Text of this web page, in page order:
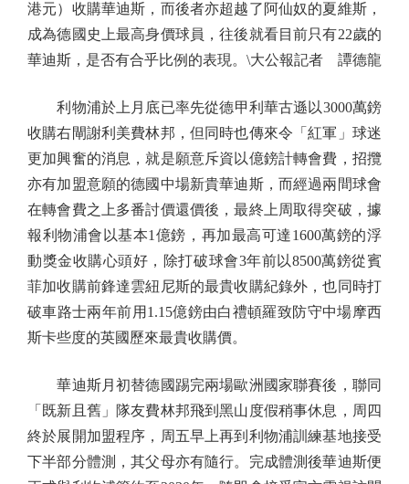
港元）收購華迪斯，而後者亦超越了阿仙奴的夏維斯，
成為德國史上最高身價球員，往後就看目前只有22歲的
華迪斯，是否有合乎比例的表現。\大公報記者 譚德龍
利物浦於上月底已率先從德甲利華古遜以3000萬鎊
收購右閘謝利美費林邦，但同時也傳來令「紅軍」球迷
更加興奮的消息，就是願意斥資以億鎊計轉會費，招攬
亦有加盟意願的德國中場新貴華迪斯，而經過兩間球會
在轉會費之上多番討價還價後，最終上周取得突破，據
報利物浦會以基本1億鎊，再加最高可達1600萬鎊的浮
動獎金收購心頭好，除打破球會3年前以8500萬鎊從賓
菲加收購前鋒達雲紐尼斯的最貴收購紀錄外，也同時打
破車路士兩年前用1.15億鎊由白禮頓羅致防守中場摩西
斯卡些度的英國歷來最貴收購價。
華迪斯月初替德國踢完兩場歐洲國家聯賽後，聯同
「既新且舊」隊友費林邦飛到黑山度假稍事休息，周四
終於展開加盟程序，周五早上再到利物浦訓練基地接受
下半部分體測，其父母亦有隨行。完成體測後華迪斯便